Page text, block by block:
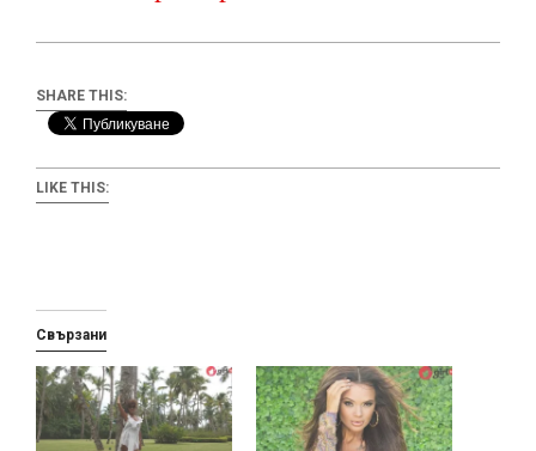
SHARE THIS:
LIKE THIS:
Свързани